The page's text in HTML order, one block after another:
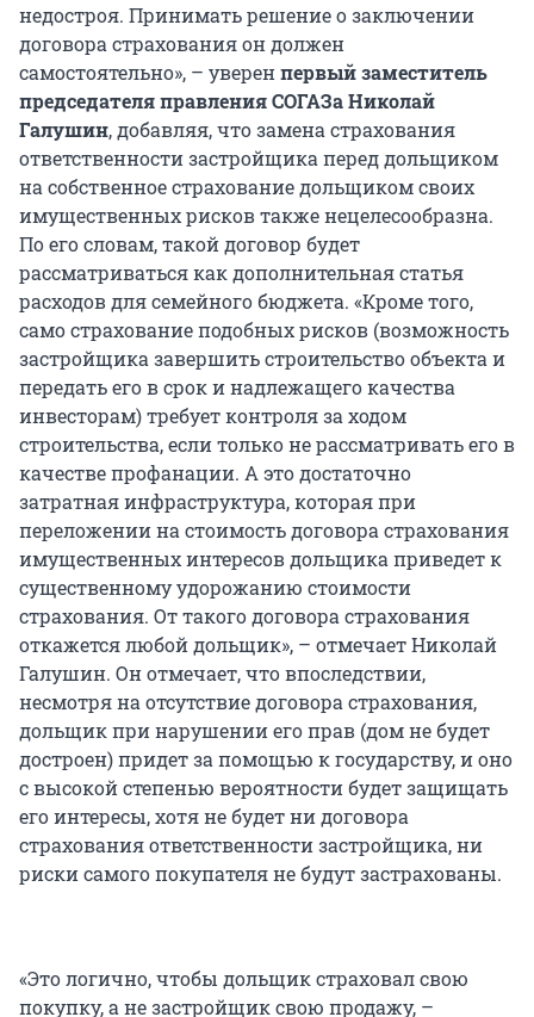
недостроя. Принимать решение о заключении
договора страхования он должен
самостоятельно», – уверенпервый заместитель
председателя правления СОГАЗа Николай
Галушин, добавляя, что замена страхования
ответственности застройщика перед дольщиком
на собственное страхование дольщиком своих
имущественных рисков также нецелесообразна.
По его словам, такой договор будет
рассматриваться как дополнительная статья
расходов для семейного бюджета. «Кроме того,
само страхование подобных рисков (возможность
застройщика завершить строительство объекта и
передать его в срок и надлежащего качества
инвесторам) требует контроля за ходом
строительства, если только не рассматривать его в
качестве профанации. А это достаточно
затратная инфраструктура, которая при
переложении на стоимость договора страхования
имущественных интересов дольщика приведет к
существенному удорожанию стоимости
страхования. От такого договора страхования
откажется любой дольщик», – отмечает Николай
Галушин. Он отмечает, что впоследствии,
несмотря на отсутствие договора страхования,
дольщик при нарушении его прав (дом не будет
достроен) придет за помощью к государству, и оно
с высокой степенью вероятности будет защищать
его интересы, хотя не будет ни договора
страхования ответственности застройщика, ни
риски самого покупателя не будут застрахованы.
«Это логично, чтобы дольщик страховал свою
покупку, а не застройщик свою продажу, –